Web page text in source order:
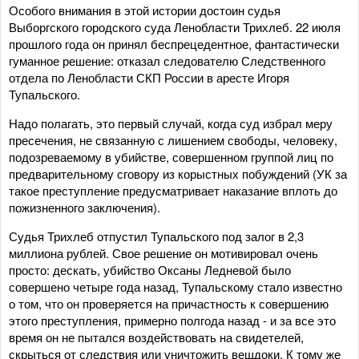
Особого внимания в этой истории достоин судья
Выборгского городского суда Ленобласти Трихлеб. 22 июля
прошлого года он принял беспрецедентное, фантастически
гуманное решение: отказал следователю Следственного
отдела по Ленобласти СКП России в аресте Игоря
Тупальского.
Надо полагать, это первый случай, когда суд избрал меру
пресечения, не связанную с лишением свободы, человеку,
подозреваемому в убийстве, совершенном группой лиц по
предварительному сговору из корыстных побуждений (УК за
такое преступление предусматривает наказание вплоть до
пожизненного заключения).
Судья Трихлеб отпустил Тупальского под залог в 2,3
миллиона рублей. Свое решение он мотивировал очень
просто: дескать, убийство Оксаны Ледневой было
совершено четыре года назад, Тупальскому стало известно
о том, что он проверяется на причастность к совершению
этого преступления, примерно полгода назад - и за все это
время он не пытался воздействовать на свидетелей,
скрыться от следствия или уничтожить вещдоки. К тому же